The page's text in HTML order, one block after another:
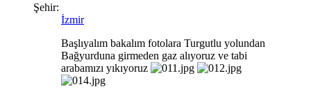
Şehir:
İzmir
Başlıyalım bakalım fotolara Turgutlu yolundan
Bağyurduna girmeden gaz alıyoruz ve tabi
arabamızı yıkıyoruz